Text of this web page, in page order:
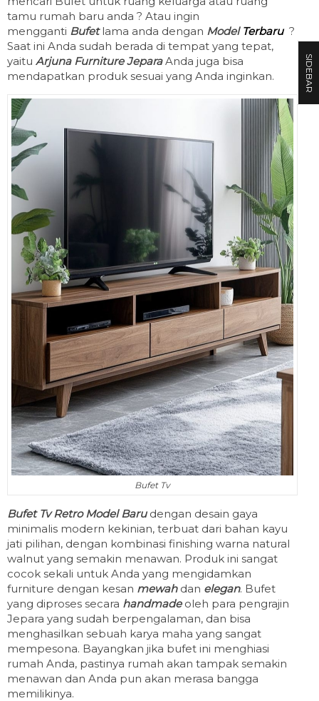
tamu rumah baru anda ? Atau ingin
mengganti Bufetlama anda dengan Model Terbaru ?
Saat ini Anda sudah berada di tempat yang tepat,
yaitu Arjuna Furniture JeparaAnda juga bisa
mendapatkan produk sesuai yang Anda inginkan.
Bufet Tv
Bufet Tv Retro Model Baru dengan desain gaya
minimalis modern kekinian, terbuat dari bahan kayu
jati pilihan, dengan kombinasi finishing warna natural
walnut yang semakin menawan. Produk ini sangat
cocok sekali untuk Anda yang mengidamkan
furniture dengan kesan mewahdan elegan. Bufet
yang diproses secara handmadeoleh para pengrajin
Jepara yang sudah berpengalaman, dan bisa
menghasilkan sebuah karya maha yang sangat
mempesona. Bayangkan jika bufet ini menghiasi
rumah Anda, pastinya rumah akan tampak semakin
menawan dan Anda pun akan merasa bangga
memilikinya.
SIDEBAR